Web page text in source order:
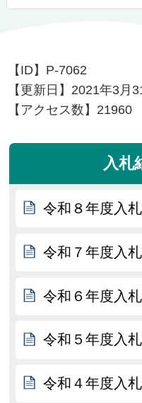
【ID】 P-7062
【更新日】 2021年3月
【アクセス数】 21960
入札
令和８年度入
令和７年度入
令和６年度入
令和５年度入
令和４年度入